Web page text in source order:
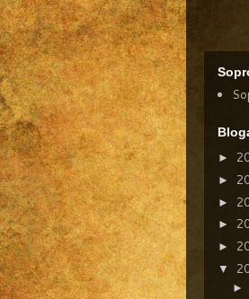
►
►
►
►
►
▼
►